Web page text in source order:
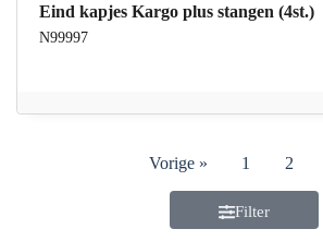
Eind kapjes Kargo plus stangen (4st.)
N99997
Vorige » 1 2
Filter